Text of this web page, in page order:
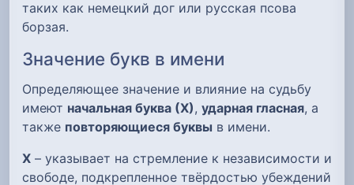
таких как немецкий дог или русская псова
борзая.
Значение букв в имени
Определяющее значение и влияние на судьбу
имеют начальная буква (Х), ударная гласная, а
также повторяющиеся буквы в имени.
Х – указывает на стремление к независимости и
свободе, подкрепленное твёрдостью убеждений